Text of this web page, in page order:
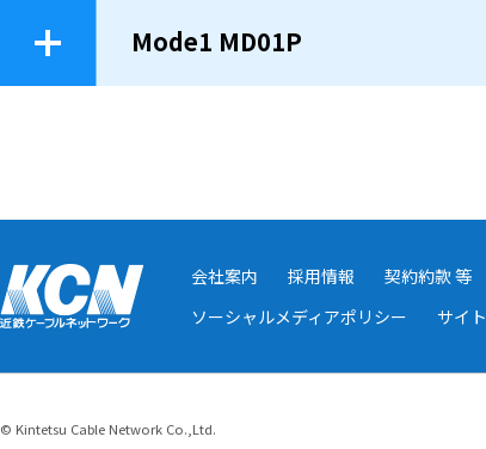
Mode1 MD01P
会社案内 採用情報 契約約款 等
ソーシャルメディアポリシー
サイ
© Kintetsu Cable Network Co.,Ltd.